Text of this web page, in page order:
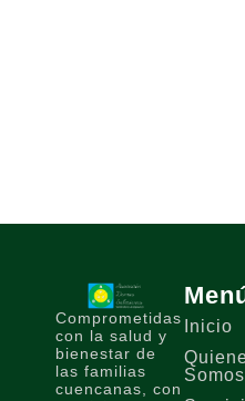
Comprometidas
con la salud y
bienestar de
las familias
cuencanas, con
Inicio
Somos